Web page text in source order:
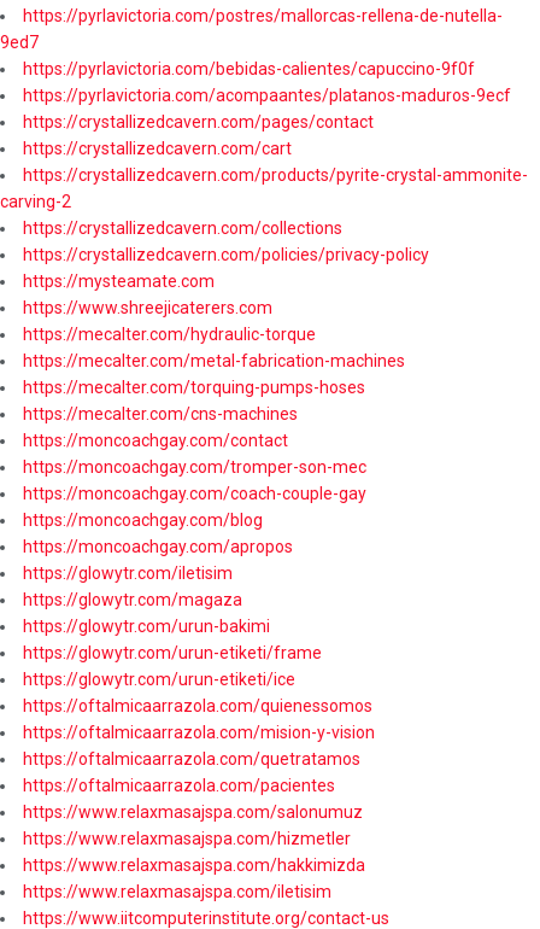
https://pyrlavictoria.com/postres/mallorcas-rellena-de-nutella-
9ed7
https://pyrlavictoria.com/bebidas-calientes/capuccino-9f0f
https://pyrlavictoria.com/acompaantes/platanos-maduros-9ecf
https://crystallizedcavern.com/pages/contact
https://crystallizedcavern.com/cart
https://crystallizedcavern.com/products/pyrite-crystal-ammonite-
carving-2
https://crystallizedcavern.com/collections
https://crystallizedcavern.com/policies/privacy-policy
https://mysteamate.com
https://www.shreejicaterers.com
https://mecalter.com/hydraulic-torque
https://mecalter.com/metal-fabrication-machines
https://mecalter.com/torquing-pumps-hoses
https://mecalter.com/cns-machines
https://moncoachgay.com/contact
https://moncoachgay.com/tromper-son-mec
https://moncoachgay.com/coach-couple-gay
https://moncoachgay.com/blog
https://moncoachgay.com/apropos
https://glowytr.com/iletisim
https://glowytr.com/magaza
https://glowytr.com/urun-bakimi
https://glowytr.com/urun-etiketi/frame
https://glowytr.com/urun-etiketi/ice
https://oftalmicaarrazola.com/quienessomos
https://oftalmicaarrazola.com/mision-y-vision
https://oftalmicaarrazola.com/quetratamos
https://oftalmicaarrazola.com/pacientes
https://www.relaxmasajspa.com/salonumuz
https://www.relaxmasajspa.com/hizmetler
https://www.relaxmasajspa.com/hakkimizda
https://www.relaxmasajspa.com/iletisim
https://www.iitcomputerinstitute.org/contact-us